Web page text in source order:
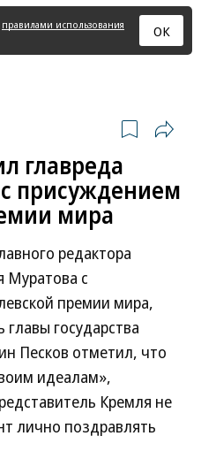
правилами использования
ОК
главреда
присуждением
мира
редактора
Муратова с
премии мира,
государства
Песков отметил, что
идеалам»,
Кремля не
лично поздравлять